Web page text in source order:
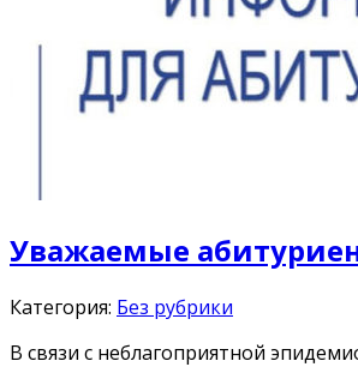
Уважаемые
Категория: Без рубрики
В связи с неблагоприятной